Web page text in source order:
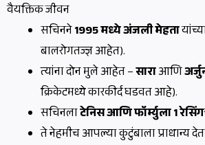
वैयक्तिक जीवन
सचिनने1995 मध्ये अंजली मेहता
बालरोगतज्ज्ञ आहेत).
त्यांना दोन मुले आहेत –साराआणि
क्रिकेटमध्ये कारकीर्द घडवत आहे).
सचिनलाटेनिस आणि फॉर्म्युला 1 रेसिंग
ते नेहमीच आपल्या कुटुंबाला प्राधान्य